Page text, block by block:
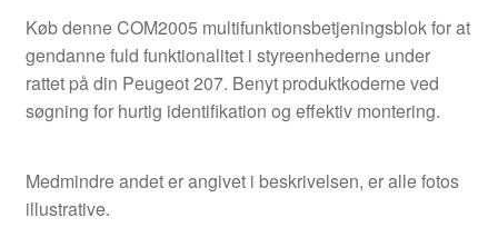
Køb denne COM2005 multifunktionsbetjeningsblok for at
gendanne fuld funktionalitet i styreenhederne under
rattet på din Peugeot 207. Benyt produktkoderne ved
søgning for hurtig identifikation og effektiv montering.
Medmindre andet er angivet i beskrivelsen, er alle fotos
illustrative.